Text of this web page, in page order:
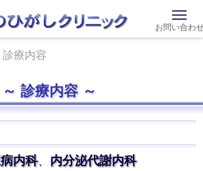
診療内容
診療内容
内科、 内分泌代謝内科
お問い合わ